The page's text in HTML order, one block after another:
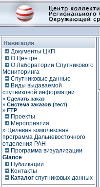
Навигация
Документы ЦКП
О Центре
О Лаборатории Спутникового
Мониторинга
Спутниковые данные
Виды выдаваемой
спутниковой информации
» Сделать заказ
» Система заказов (тест)
» FTP
Проекты
Мероприятия
» Целевая комплексная
программа Дальневосточного
отделения РАН
Программа визуализации
Glance
Публикации
Контакты
Каталог спутниковых данных